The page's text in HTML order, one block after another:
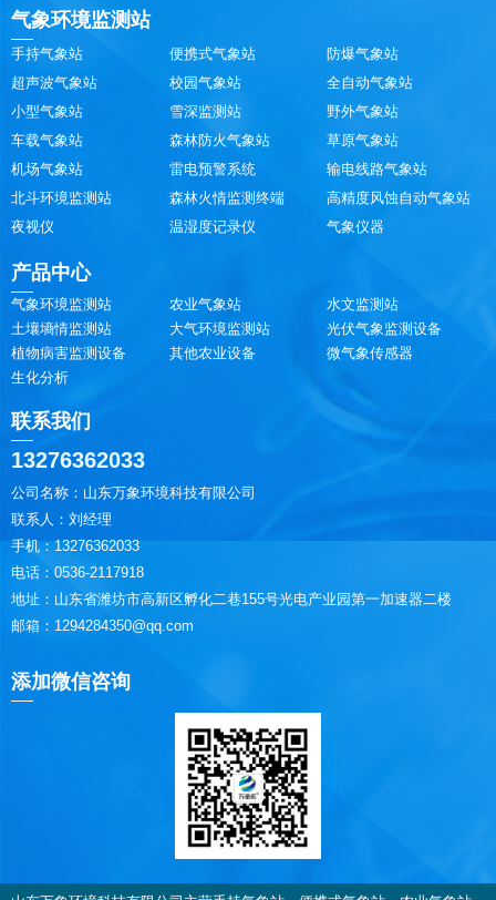
气象环境监测站
手持气象站 便携式气象站
防爆气象站
超声波气象站
校园气象站
全自动气象站
小型气象站
雪深监测站
野外气象站
车载气象站
森林防火气象站
草原气象站
机场气象站
雷电预警系统
输电线路气象站
北斗环境监测站
森林火情监测终端
高精度风蚀自动气象站
夜视仪
温湿度记录仪 气象仪器
产品中心
气象环境监测站 农业气象站
水文监测站
土壤墒情监测站
大气环境监测站
光伏气象监测设备
植物病害监测设备
其他农业设备
微气象传感器
生化分析
联系我们
13276362033
公司名称：山东万象环境科技有限公司
联系人：刘经理
手机：13276362033
电话：0536-2117918
地址：山东省潍坊市高新区孵化二巷155号光电产业园第一加速器二楼
邮箱：1294284350@qq.com
添加微信咨询